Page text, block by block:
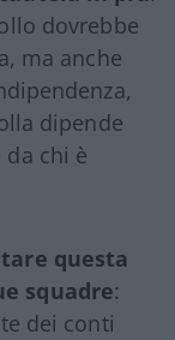
dovrebbe
ma anche
dipende
chi è
questa
squadre:
dei conti